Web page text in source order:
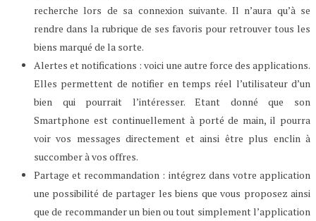
recherche lors de sa connexion suivante. Il n’aura qu’à se
rendre dans la rubrique de ses favoris pour retrouver tous les
biens marqué de la sorte.
Alertes et notifications : voici une autre force des applications.
Elles permettent de notifier en temps réel l’utilisateur d’un
bien qui pourrait l’intéresser. Etant donné que son
Smartphone est continuellement à porté de main, il pourra
voir vos messages directement et ainsi être plus enclin à
succomber à vos offres.
Partage et recommandation : intégrez dans votre application
une possibilité de partager les biens que vous proposez ainsi
que de recommander un bien ou tout simplement l’application